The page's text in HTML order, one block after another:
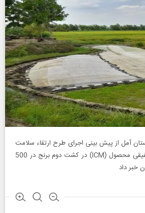
آمل از پیش بینی اجرای طرح ارتقاء سلامت
برنج به روش مدیریت تلفیقی محصول (ICM) در کشت دوم برنج در 500
خبر داد